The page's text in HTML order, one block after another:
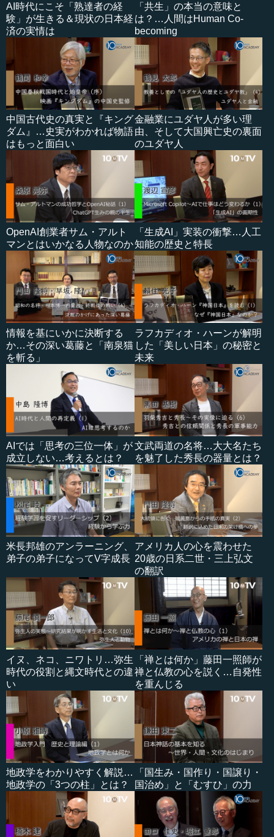
AI時代にこそ「熟達者の経
験」が生きる＆現状の日本経
済の実情は
「共生」の本当の意味と
は？…人間はHuman Co-
becoming
中国古代史の真実と『キング
ダム』…史実がわかれば物語
はもっと面白い
金融業にユダヤ人が多い理
由、そして大国興亡史の裏面
のユダヤ人
OpenAI創業者サム・アルト
マンとはいかなる人物なのか
「生成AI」実装の衝撃…人工
知能の歴史と特長
情報を基にいかに決断する
か…その深い葛藤と「南泉猫
を斬る」
ラフカディオ・ハーンが解明
した「美しい日本」の秘密と
未来
AIでは「思考の三位一体」が
成立しない…考えるとは？
文武両道の名将…大大名たち
を魅了した秀長の器量とは？
米長邦雄のアンラーニング、
弟子の弟子になってV字成長
アメリカ人の心を震わせた
20歳の日系二世・三上弘文
の翻訳
イヌ、ネコ、ニワトリ…弥生
時代の役割と縄文時代との違
い
「禅とは何か」藤田一照師が
禅と仏教の心を説く…自発性
を重んじる
地政学をわかりやすく解説…
地政学の「3つの柱」とは？
「国生み・国作り・国譲り・
国治め」と「むすひ」の力